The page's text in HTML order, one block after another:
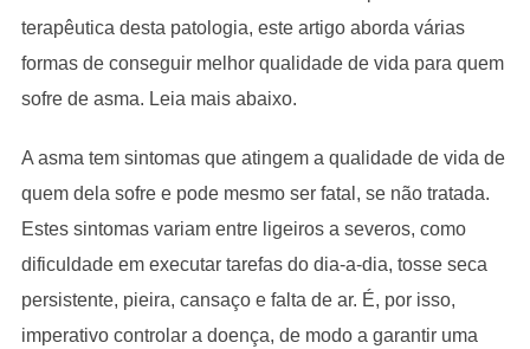
terapêutica desta patologia, este artigo aborda várias
formas de conseguir melhor qualidade de vida para quem
sofre de asma. Leia mais abaixo.
A asma tem sintomas que atingem a qualidade de vida de
quem dela sofre e pode mesmo ser fatal, se não tratada.
Estes sintomas variam entre ligeiros a severos, como
dificuldade em executar tarefas do dia-a-dia, tosse seca
persistente, pieira, cansaço e falta de ar. É, por isso,
imperativo controlar a doença, de modo a garantir uma